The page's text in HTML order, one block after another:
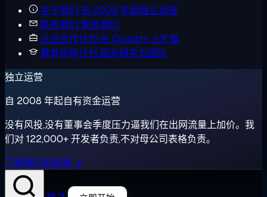
关于我们 自 2008 年起独立运营
联系我们 联系我们
企业合作计划 在 Cloudzy 上扩展
教育机构计划 面向研究与团队
独立运营
自 2008 年起自有资金运营
没有风投,没有董事会季度压力逼我们在出网流量上加价。我
们对 122,000+ 开发者负责,不对母公司表格负责。
了解我们的故事 →